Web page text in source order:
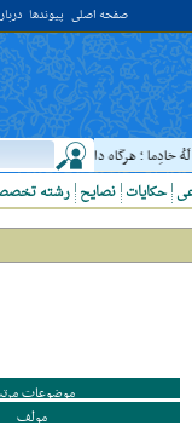
صفحه اصلی پیوندها
؛ هرگاه دانشمندى ديدى، به
رشته نصایح حکایات
موضوعات
مولف